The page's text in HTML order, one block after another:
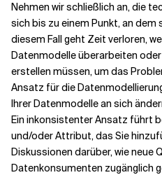
Nehmen wir schließlich an, die
sich bis zu einem Punkt, an dem
diesem Fall geht Zeit verloren,
Datenmodelle überarbeiten
erstellen müssen, um das
Ansatz für die
Ihrer Datenmodelle an sich
Ein inkonsistenter Ansatz führt
und/oder Attribut, das Sie
Diskussionen darüber, wie neue
Datenkonsumenten zugänglich